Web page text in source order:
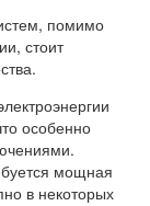
помимо
стоит
особенно
мощная
в некоторых